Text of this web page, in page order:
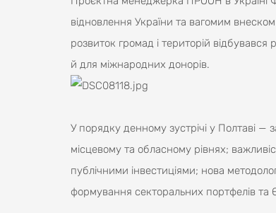
відновлення України та вагомим
розвиток громад і територій
й для міжнародних донорів.
У порядку денному зустрічі у Полтаві —
місцевому та обласному рівнях;
публічними інвестиціями; нова
формування секторальних портфелів та